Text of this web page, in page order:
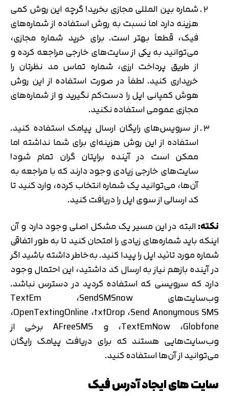
شماره بین ‌المللی مجازی بخرید! گرچه این روش کمی
هزینه دارد اما نسبت به روش استفاده از شماره‌های
فیک، قطعاً بهتر است. برای خرید شماره مجازی،
می‌توانید به یکی از سایت‌های خارجی مراجعه کرده و
از طریق پرداخت ارزی، شماره تماس مد نظرتان را
خریداری کنید. لطفاً در صورت استفاده از این روش
هوش کمپانی اپل را دست‌کم نگیرید و از شماره‌های
مجازی عمومی استفاده نکنید.
از سرویس‌های رایگان ارسال پیامک استفاده کنید.
استفاده از این روش هزینه‌ای برای شما نداشته اما
ممکن است در آینده برایتان گران تمام شود!
سایت‌های خارجی زیادی وجود دارند که با مراجعه به
آن‌ها، می‌توانید یک شماره انتخاب کرده، وارد کنید تا
کد ارسالی از سوی اپل را دریافت کنید.
نکته:البته در این مسیر یک مشکل اصلی وجود دارد و آن
اینکه باید شماره‌های زیادی را امتحان کنید تا به طور اتفاقی
شماره مورد تائید اپل را پیدا کنید. به‌خاطر داشته باشید اگر
در آینده بازهم نیاز به ارسال کد داشتید، این احتمال وجود
دارد که سرویسی که استفاده کردید در دسترس نباشد.
وب‌سایت‌های TextEm ،SendSMSnow
،OpenTextingOnline ،txtDrop ،Send Anonymous SMS
،TextEmNow ،Globfone و AFreeSMS برخی از
وب‌سایت‌هایی هستند که برای دریافت پیامک رایگان
می‌توانید از آن‌ها استفاده کنید.
سایت های ایجاد آدرس فیک